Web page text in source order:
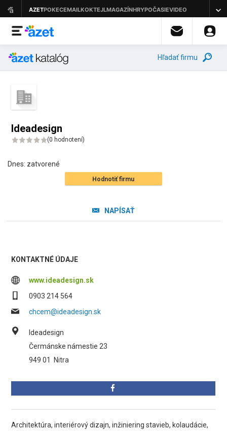
Hľadať firmu
Ideadesign
(0 hodnotení)
Dnes: zatvorené
Hodnotiť firmu
NAPÍSAŤ
KONTAKTNÉ ÚDAJE
www.ideadesign.sk
0903 214 564
chcem@ideadesign.sk
Ideadesign
Čermánske námestie 23
949 01
Nitra
Architektúra, interiérový dizajn, inžiniering stavieb, kolaudácie,